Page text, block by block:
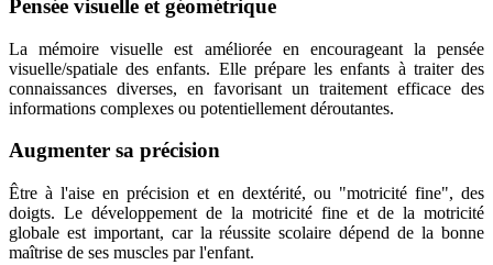
Pensée visuelle et géométrique
La mémoire visuelle est améliorée en encourageant la pensée
visuelle/spatiale des enfants. Elle prépare les enfants à traiter des
connaissances diverses, en favorisant un traitement efficace des
informations complexes ou potentiellement déroutantes.
Augmenter sa précision
Être à l'aise en précision et en dextérité, ou "motricité fine", des
doigts. Le développement de la motricité fine et de la motricité
globale est important, car la réussite scolaire dépend de la bonne
maîtrise de ses muscles par l'enfant.